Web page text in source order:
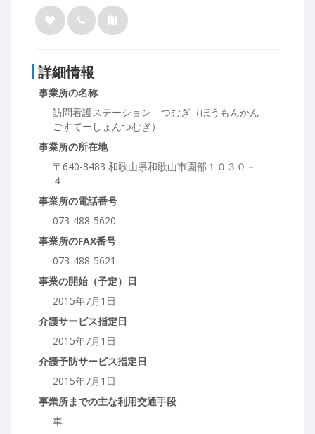
詳細情報
事業所の名称
訪問看護ステーション つむぎ（ほうもんかん
ごすてーしょんつむぎ）
事業所の所在地
〒640-8483 和歌山県和歌山市園部１０３０－
４
事業所の電話番号
073-488-5620
事業所のFAX番号
073-488-5621
事業の開始（予定）日
2015年7月1日
介護サービス指定日
2015年7月1日
介護予防サービス指定日
2015年7月1日
事業所までの主な利用交通手段
車